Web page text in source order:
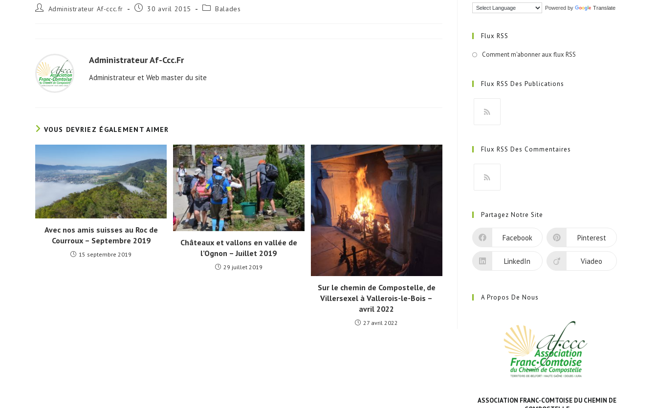
Auteur/autrice
Administrateur Af-ccc.fr
Publication
30 avril 2015
PostBalades
Administrateur Af-Ccc.fr
Administrateur et Web master du site
VOUS DEVRIEZ ÉGALEMENT AIMER
Avec nos amis suisses au Roc de
Courroux – Septembre 2019
15 septembre 2019
Châteaux et vallons en vallée de
l’Ognon – Juillet 2019
29 juillet 2019
Sur le chemin de Compostelle, de
Villersexel à Vallerois-le-Bois –
avril 2022
27 avril 2022
Powered by Translate
Flux RSS
Comment m'abonner aux flux RSS
Flux RSS Des Publications
un
onglet
Flux RSS Des Commentaires
un
nouvel
Partagez Notre Site
Facebook Pinterest
LinkedIn Viadeo
A Propos De Nous
ASSOCIATION FRANC-COMTOISE DU CHEMIN DE